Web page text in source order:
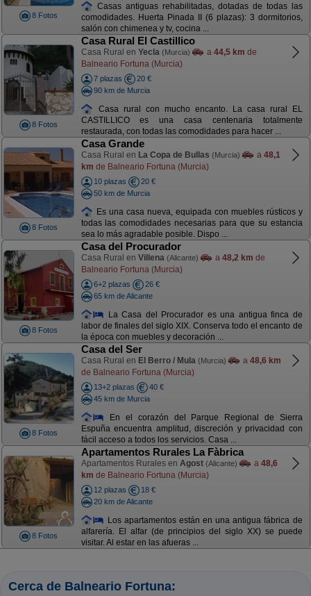
8 Fotos
Casas antiguas rehabilitadas, dotadas de todas las
comodidades. Huerta Pinada II (6 plazas): 3 dormitorios,
salón con chimenea y tv, cocina ...
8 Fotos
Casa Rural El Castillico
Casa Rural en Yecla (Murcia) a 44,5 km de
Balneario Fortuna (Murcia)
7 plazas
20 €
90 km de Murcia
Casa rural con mucho encanto. La casa rural EL
CASTILLICO es una casa centenaria totalmente
restaurada, con todas las comodidades para hacer ...
8 Fotos
Casa Grande
Casa Rural en La Copa de Bullas (Murcia) a 48,1
km de Balneario Fortuna (Murcia)
10 plazas
20 €
50 km de Murcia
Es una casa nueva, equipada con muebles rústicos y
todas las comodidades necesarias para que su estancia
sea lo más agradable posible. Dispo ...
8 Fotos
Casa del Procurador
Casa Rural en Villena (Alicante) a 48,2 km de
Balneario Fortuna (Murcia)
6+2 plazas
26 €
65 km de Alicante
La Casa del Procurador es una antigua finca de
labor de finales del siglo XIX. Conserva todo el encanto de
la época con muebles y decoración ...
8 Fotos
Casa del Ser
Casa Rural en El Berro / Mula (Murcia) a 48,6 km
de Balneario Fortuna (Murcia)
13+2 plazas
40 €
45 km de Murcia
En el corazón del Parque Regional de Sierra
Espuña encuentra amplitud, discreción y privacidad con
fácil acceso a todos los servicios. Casa ...
8 Fotos
Apartamentos Rurales La Fàbrica
Apartamentos Rurales en Agost (Alicante) a 48,6
km de Balneario Fortuna (Murcia)
12 plazas
18 €
20 km de Alicante
Los apartamentos están en una antigua fábrica de
alfarería. El alfar (de principios del siglo XX) se puede
visitar. Al estar en las afueras ...
Cerca de Balneario Fortuna: